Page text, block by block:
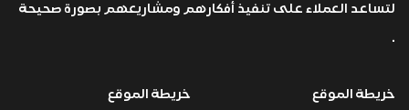
لتساعد العملاء على تنفيذ أفكارهم ومشاريعهم بصورة صحيحة
.
خريطة الموقع خريطة الموقع